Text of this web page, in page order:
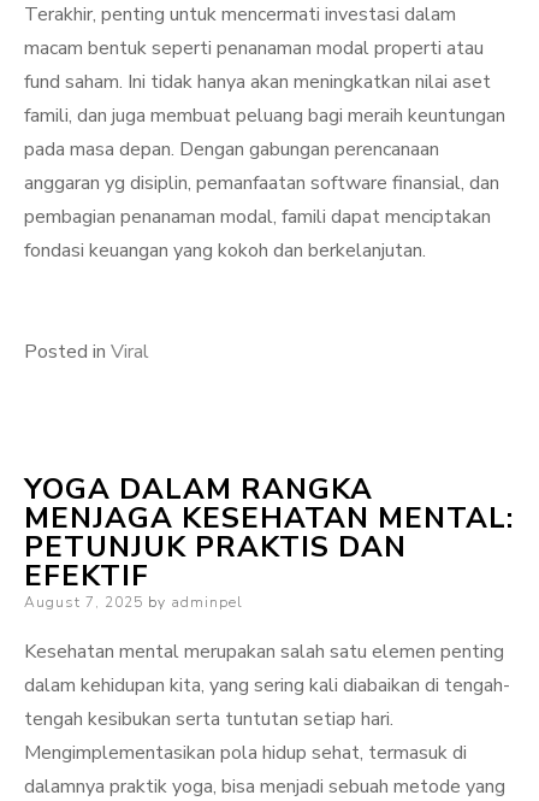
Terakhir, penting untuk mencermati investasi dalam
macam bentuk seperti penanaman modal properti atau
fund saham. Ini tidak hanya akan meningkatkan nilai aset
famili, dan juga membuat peluang bagi meraih keuntungan
pada masa depan. Dengan gabungan perencanaan
anggaran yg disiplin, pemanfaatan software finansial, dan
pembagian penanaman modal, famili dapat menciptakan
fondasi keuangan yang kokoh dan berkelanjutan.
Posted in Viral
YOGA DALAM RANGKA
MENJAGA KESEHATAN MENTAL:
PETUNJUK PRAKTIS DAN
EFEKTIF
Posted
August 7, 2025 by adminpel
Kesehatan mental merupakan salah satu elemen penting
dalam kehidupan kita, yang sering kali diabaikan di tengah-
tengah kesibukan serta tuntutan setiap hari.
Mengimplementasikan pola hidup sehat, termasuk di
dalamnya praktik yoga, bisa menjadi sebuah metode yang